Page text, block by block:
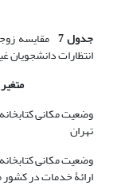
جدول 7 مقایسه
انتظارات دانشجویان
متغیر
وضعیت مکانی
تهران
وضعیت مکانی
ارائۀ خدمات در